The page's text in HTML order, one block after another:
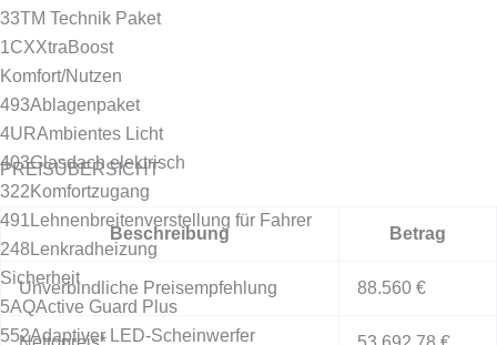
33TM Technik Paket
1CXXtraBoost
Komfort/Nutzen
493Ablagenpaket
4URAmbientes Licht
403Glasdach elektrisch
322 Komfortzugang
491 Lehnenbreitenverstellung für Fahrer
248 Lenkradheizung
Sicherheit
5AQActive Guard Plus
552Adaptiver LED-Scheinwerfer
PREISÜBERSICHT
Beschreibung Betrag
Unverbindliche Preisempfehlung 88.560 €